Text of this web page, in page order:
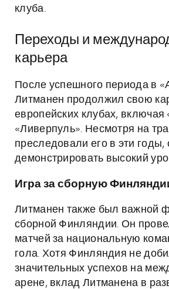
клуба.
Переходы и
карьера
После успешного периода в
Литманен продолжил свою
европейских клубах, включая
«Ливерпуль». Несмотря на
преследовали его в эти
демонстрировать высокий
Игра за сборную
Литманен также был важной
сборной Финляндии. Он
матчей за национальную
гола. Хотя Финляндия не
значительных успехов на
арене, вклад Литманена в